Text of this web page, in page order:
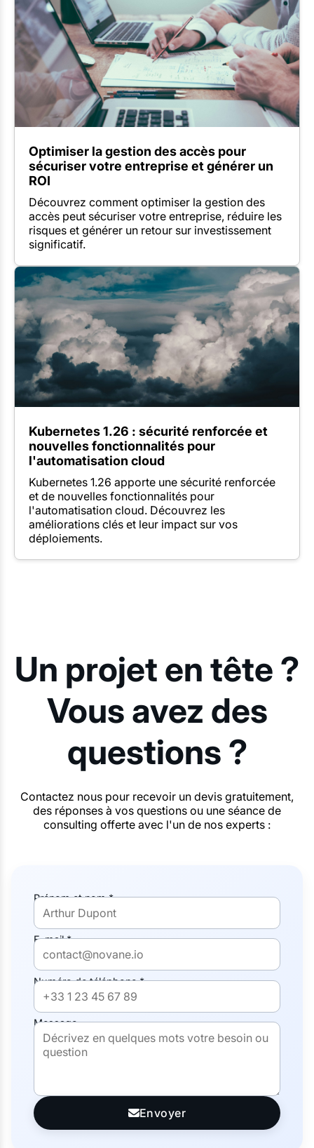
Optimiser la gestion des accès pour
sécuriser votre entreprise et générer un
ROI
Découvrez comment optimiser la gestion des
accès peut sécuriser votre entreprise, réduire les
risques et générer un retour sur investissement
significatif.
Kubernetes 1.26 : sécurité renforcée et
nouvelles fonctionnalités pour
l'automatisation cloud
Kubernetes 1.26 apporte une sécurité renforcée
et de nouvelles fonctionnalités pour
l'automatisation cloud. Découvrez les
améliorations clés et leur impact sur vos
déploiements.
Un projet en tête ?
Vous avez des
questions ?
Contactez nous pour recevoir un devis gratuitement,
des réponses à vos questions ou une séance de
consulting offerte avec l'un de nos experts :
Prénom et nom *
E-mail *
Numéro de téléphone *
Message
Envoyer